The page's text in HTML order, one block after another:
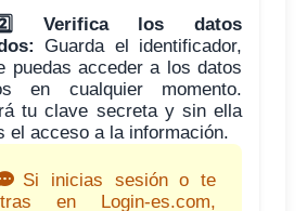
Verifica los datos
Guarda el identificador,
puedas acceder a los datos
en cualquier momento.
tu clave secreta y sin ella
el acceso a la información.
Si inicias sesión o te
en Login-es.com,